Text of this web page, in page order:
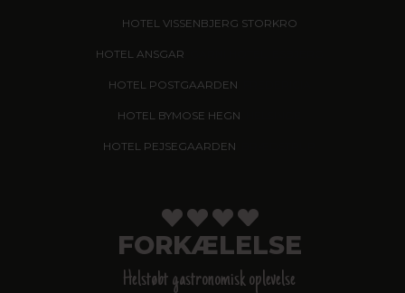
HOTEL VISSENBJERG STORKRO
HOTEL ANSGAR
HOTEL POSTGAARDEN
HOTEL BYMOSE HEGN
HOTEL PEJSEGAARDEN
FORKÆLELSE
Helstøbt gastronomisk oplevelse